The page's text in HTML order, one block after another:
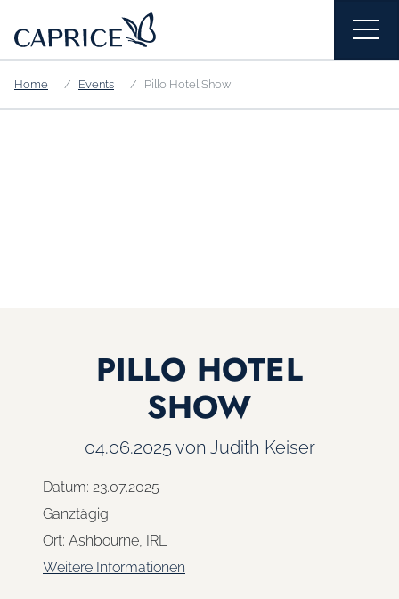
Home Events Pillo Hotel Show
PILLO HOTEL
SHOW
04.06.2025 von Judith Keiser
Datum: 23.07.2025
Ganztägig
Ort: Ashbourne, IRL
Weitere Informationen